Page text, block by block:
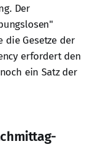
Der
die Gesetze der
erfordert den
ein Satz der